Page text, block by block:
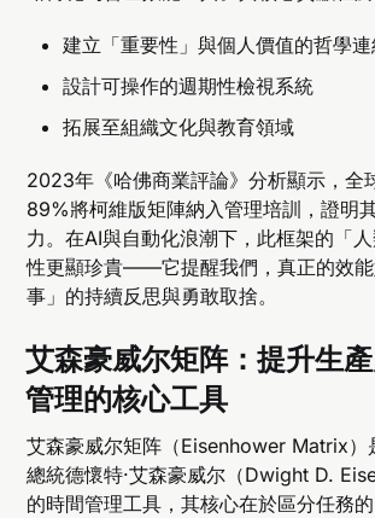
建立「重要性」與個人價值的哲學
設計可操作的週期性檢視系統
拓展至組織文化與教育領域
2023年《哈佛商業評論》分析顯示，全
89%將柯維版矩陣納入管理培訓，證明
力。在AI與自動化浪潮下，此框架的「
性更顯珍貴——它提醒我們，真正的效能
事」的持續反思與勇敢取捨。
艾森豪威尔矩阵：提升生
管理的核心工具
艾森豪威尔矩阵（Eisenhower Matrix）
總統德懷特·艾森豪威尔（Dwight D.
的時間管理工具，其核心在於區分任務